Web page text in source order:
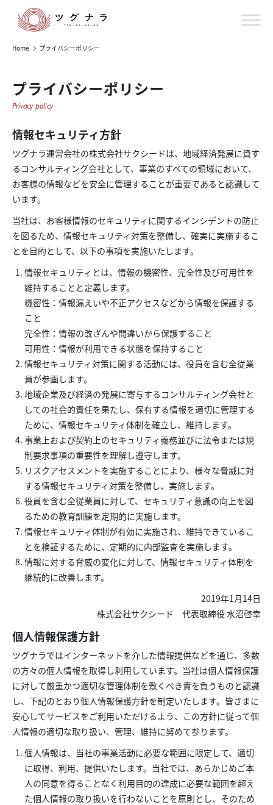
Home プライバシーポリシー
プライバシーポリシー
Privacy policy
情報セキュリティ方針
ツグナラ運営会社の株式会社サクシードは、地域経済発展に資す
るコンサルティング会社として、事業のすべての領域において、
お客様の情報などを安全に管理することが重要であると認識して
います。
当社は、お客様情報のセキュリティに関するインシデントの防止
を図るため、情報セキュリティ対策を整備し、確実に実施するこ
とを目的として、以下の事項を実施いたします。
情報セキュリティとは、情報の機密性、完全性及び可用性を
維持することと定義します。
機密性：情報漏えいや不正アクセスなどから情報を保護する
こと
完全性：情報の改ざんや間違いから保護すること
可用性：情報が利用できる状態を保持すること
情報セキュリティ対策に関する活動には、役員を含む全従業
員が参画します。
地域企業及び経済の発展に寄与するコンサルティング会社と
しての社会的責任を果たし、保有する情報を適切に管理する
ために、情報セキュリティ体制を確立し、維持します。
事業上および契約上のセキュリティ義務並びに法令または規
制要求事項の重要性を理解し遵守します。
リスクアセスメントを実施することにより、様々な脅威に対
する情報セキュリティ対策を整備し、実施します。
役員を含む全従業員に対して、セキュリティ意識の向上を図
るための教育訓練を定期的に実施します。
情報セキュリティ体制が有効に実施され、維持できているこ
とを検証するために、定期的に内部監査を実施します。
情報に対する脅威の変化に対して、情報セキュリティ体制を
継続的に改善します。
2019年1月14日
株式会社サクシード 代表取締役 水沼啓幸
個人情報保護方針
ツグナラではインターネットを介した情報提供などを通じ、多数
の方々の個人情報を取得し利用しています。当社は個人情報保護
に対して厳重かつ適切な管理体制を敷くべき責を負うものと認識
し、下記のとおり個人情報保護方針を制定いたします。皆さまに
安心してサービスをご利用いただけるよう、この方針に従って個
人情報の適切な取り扱い、管理、維持に努めて参ります。
個人情報は、当社の事業活動に必要な範囲に限定して、適切
に取得、利用、提供いたします。当社では、あらかじめご本
人の同意を得ることなく利用目的の達成に必要な範囲を超え
た個人情報の取り扱いを行わないことを原則とし、そのため